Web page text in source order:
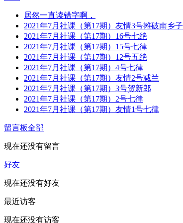
居然一直读错字啊，
2021年7月社课（第17期）友情3号摊破南乡子
2021年7月社课（第17期）16号七绝
2021年7月社课（第17期）15号七律
2021年7月社课（第17期）12号五绝
2021年7月社课（第17期）4号七律
2021年7月社课（第17期）友情2号减兰
2021年7月社课（第17期）3号贺新郎
2021年7月社课（第17期）2号七律
2021年7月社课（第17期）友情1号七律
留言板全部
现在还没有留言
好友
现在还没有好友
最近访客
现在还没有访客